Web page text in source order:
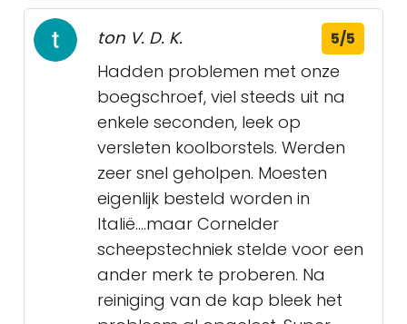
ton V. D. K. 5/5
Hadden problemen met onze
boegschroef, viel steeds uit na
enkele seconden, leek op
versleten koolborstels. Werden
zeer snel geholpen. Moesten
eigenlijk besteld worden in
Italië....maar Cornelder
scheepstechniek stelde voor een
ander merk te proberen. Na
reiniging van de kap bleek het